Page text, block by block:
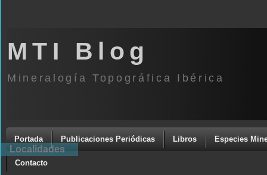
MTI Blog
Mineralogía Topográfica Ibérica
Portada Publicaciones Periódicas Libros Especies
Contacto
Localidades